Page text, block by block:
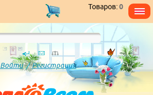
Товаров:0
Войти/Регистрация